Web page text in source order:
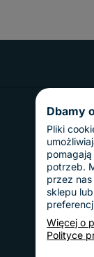
Dbamy
Pliki
potrzeb.
przez
sklepu
Więcej o
Polityce